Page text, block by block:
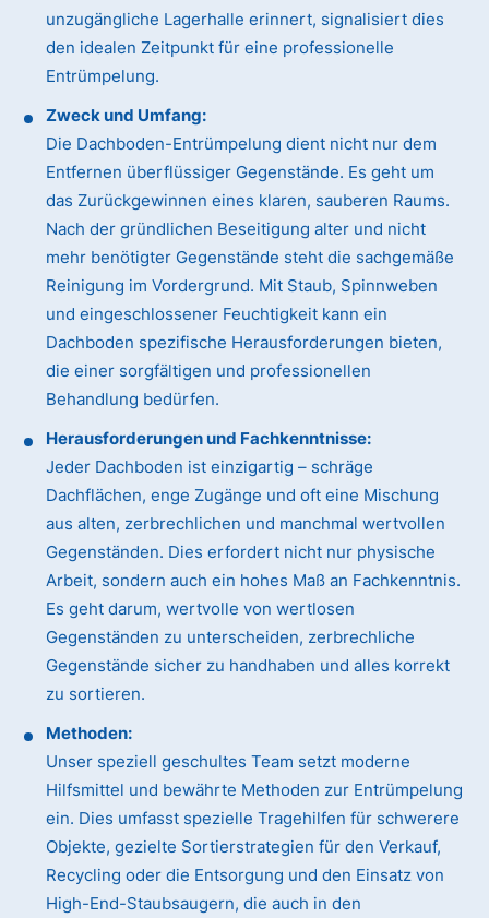
unzugängliche Lagerhalle erinnert, signalisiert dies
den idealen Zeitpunkt für eine professionelle
Entrümpelung.
Zweck und Umfang:
Die Dachboden-Entrümpelung dient nicht nur dem
Entfernen überflüssiger Gegenstände. Es geht um
das Zurückgewinnen eines klaren, sauberen Raums.
Nach der gründlichen Beseitigung alter und nicht
mehr benötigter Gegenstände steht die sachgemäße
Reinigung im Vordergrund. Mit Staub, Spinnweben
und eingeschlossener Feuchtigkeit kann ein
Dachboden spezifische Herausforderungen bieten,
die einer sorgfältigen und professionellen
Behandlung bedürfen.
Herausforderungen und Fachkenntnisse:
Jeder Dachboden ist einzigartig – schräge
Dachflächen, enge Zugänge und oft eine Mischung
aus alten, zerbrechlichen und manchmal wertvollen
Gegenständen. Dies erfordert nicht nur physische
Arbeit, sondern auch ein hohes Maß an Fachkenntnis.
Es geht darum, wertvolle von wertlosen
Gegenständen zu unterscheiden, zerbrechliche
Gegenstände sicher zu handhaben und alles korrekt
zu sortieren.
Methoden:
Unser speziell geschultes Team setzt moderne
Hilfsmittel und bewährte Methoden zur Entrümpelung
ein. Dies umfasst spezielle Tragehilfen für schwerere
Objekte, gezielte Sortierstrategien für den Verkauf,
Recycling oder die Entsorgung und den Einsatz von
High-End-Staubsaugern, die auch in den